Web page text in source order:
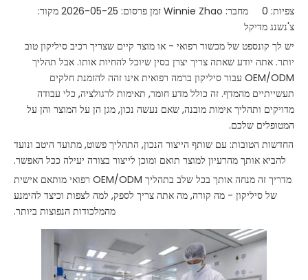
צפיות: 0 מחבר: Winnie Zhao זמן פרסום: 2026-05-25 מקור:
צ'נשנג מדיקל
יש לך קונספט של מכשור רפואי - או מוצר קיים שצריך רכיב סיליקון טוב
יותר. אתה יודע שאתה צריך יצרן בסין שיוכל להחיות אותו. אבל תהליך
OEM/ODM עבור סיליקון ברמה רפואית אינו זהה להזמנת חלקים
תעשייתיים מהמדף. זה כולל מדע חומר, תאימות לרגולציה, כלי עבודה
מדויקים ותהליך אימות מובנה, שאם נעשה נכון, מגן הן על המוצר והן על
המטופלים שלכם.
החדשות הטובות: עם שותף הייצור הנכון, התהליך פשוט, מתועד היטב ונועד
להביא אותך מהרעיון למוצר תואם ומוכן לייצור בצורה יעילה ככל האפשר.
מדריך זה מנחה אותך בכל שלב בתהליך OEM/ODM רפואי מותאם אישית
של סיליקון - מה קורה, מה אתה צריך לספק, למה לצפות וכיצד להימנע
מהמלכודות הנפוצות ביותר.